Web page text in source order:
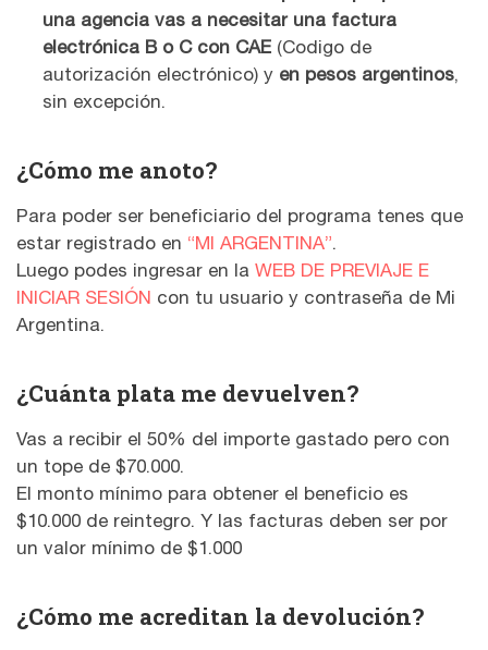
una agencia vas a necesitar una factura
electrónica B o C con CAE (Codigo de
autorización electrónico) y en pesos argentinos,
sin excepción.
¿Cómo me anoto?
Para poder ser beneficiario del programa tenes que
estar registrado en “MI ARGENTINA”.
Luego podes ingresar en la WEB DE PREVIAJE E
INICIAR SESIÓN con tu usuario y contraseña de Mi
Argentina.
¿Cuánta plata me devuelven?
Vas a recibir el 50% del importe gastado pero con
un tope de $70.000.
El monto mínimo para obtener el beneficio es
$10.000 de reintegro. Y las facturas deben ser por
un valor mínimo de $1.000
¿Cómo me acreditan la devolución?